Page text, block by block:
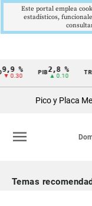
Cintillo
Colombia
%
0.30
PIB2,8 %
▲ 0.10
TRM
Pico y Placa
menu
Temas
Este portal emplea
estadísticos,